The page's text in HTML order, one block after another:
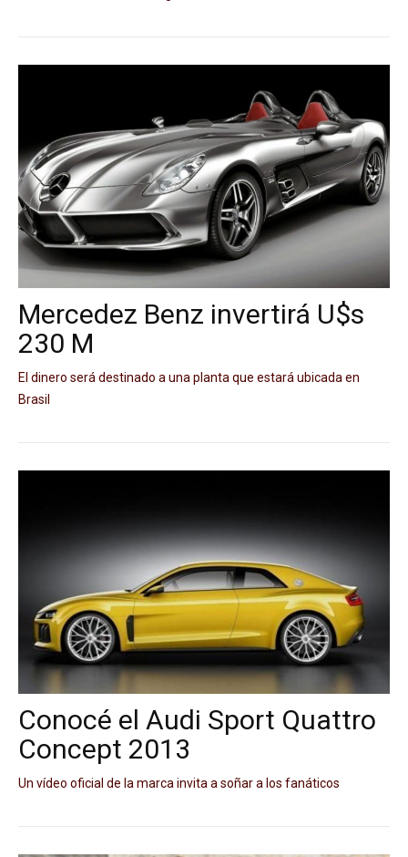
Mercedez Benz invertirá U$s
230 M
El dinero será destinado a una planta que estará ubicada en
Brasil
Conocé el Audi Sport Quattro
Concept 2013
Un vídeo oficial de la marca invita a soñar a los fanáticos